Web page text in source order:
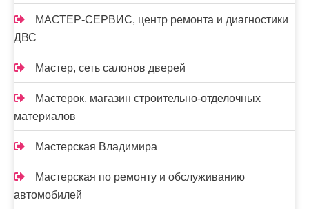
МАСТЕР-СЕРВИС, центр ремонта и диагностики
ДВС
Мастер, сеть салонов дверей
Мастерок, магазин строительно-отделочных
материалов
Мастерская Владимира
Мастерская по ремонту и обслуживанию
автомобилей